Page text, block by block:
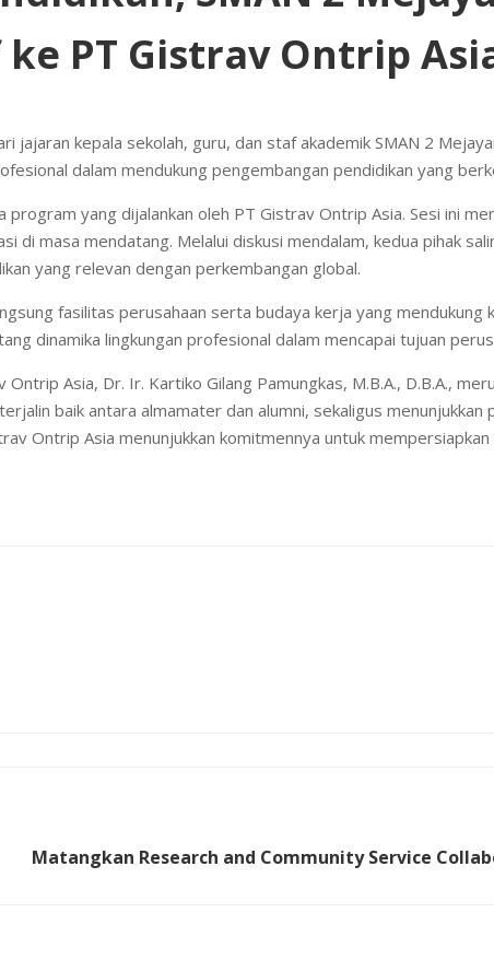
PT Gistrav Ontrip
kepala sekolah, guru, dan staf akademik SMAN 2
dalam mendukung pengembangan pendidikan yang
yang dijalankan oleh PT Gistrav Ontrip Asia. Sesi ini
di masa mendatang. Melalui diskusi mendalam, kedua pihak
yang relevan dengan perkembangan global.
fasilitas perusahaan serta budaya kerja yang mendukung
dinamika lingkungan profesional dalam mencapai tujuan
Asia, Dr. Ir. Kartiko Gilang Pamungkas, M.B.A., D.B.A.,
baik antara almamater dan alumni, sekaligus menunjukkan
Ontrip Asia menunjukkan komitmennya untuk
Matangkan Research and Community Service